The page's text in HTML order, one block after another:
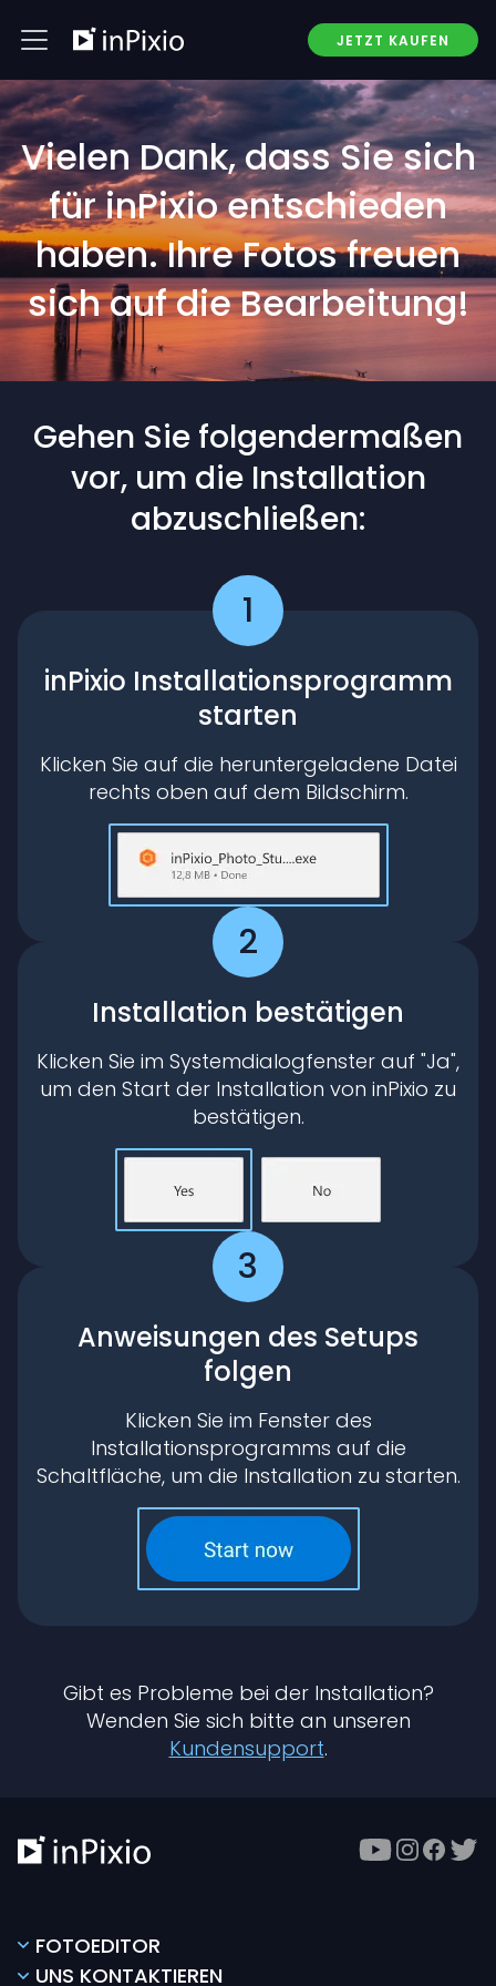
JETZT KAUFEN
Vielen Dank, dass Sie sich
für inPixio entschieden
haben. Ihre Fotos freuen
sich auf die Bearbeitung!
Gehen Sie folgendermaßen
vor, um die Installation
abzuschließen:
1
inPixio Installationsprogramm
starten
Klicken Sie auf die heruntergeladene Datei
rechts oben auf dem Bildschirm.
2
Installation bestätigen
Klicken Sie im Systemdialogfenster auf "Ja",
um den Start der Installation von inPixio zu
bestätigen.
3
Anweisungen des Setups
folgen
Klicken Sie im Fenster des
Installationsprogramms auf die
Schaltfläche, um die Installation zu starten.
Gibt es Probleme bei der Installation?
Wenden Sie sich bitte an unseren
Kundensupport.
FOTOEDITOR
UNS KONTAKTIEREN